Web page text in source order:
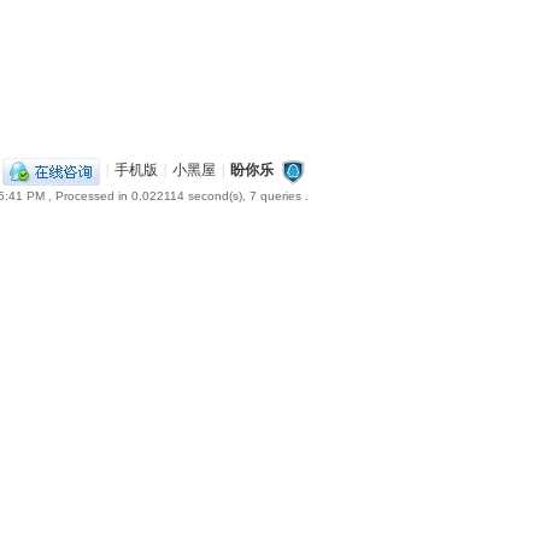
手机版 小黑屋 盼你乐
PM , Processed in 0.022114 second(s), 7 queries .